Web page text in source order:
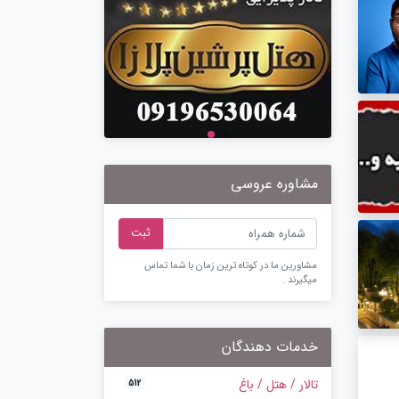
مشاوره عروسی
ثبت
مشاورین ما در کوتاه ترین زمان با شما تماس
میگیرند .
خدمات دهندگان
تالار / هتل / باغ 512